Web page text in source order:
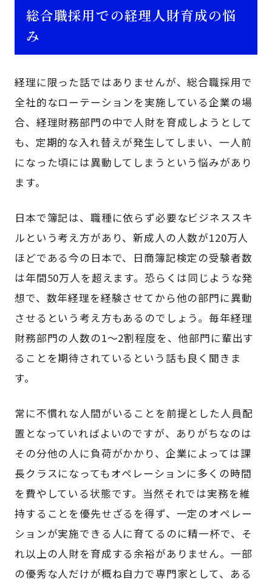
総合職採用での経理人財育成の悩
み
経理に限った話ではありませんが、総合職採用で
全社的なローテーションを実施している企業の場
合、経理財務部門の中で人財を育成しようとして
も、定期的な入れ替えが発生してしまい、一人前
になった頃には異動してしまうという悩みがあり
ます。
日本で簿記は、職種に依らず必要なビジネススキ
ルという考え方があり、新成人の人数が120万人
ほどである今の日本で、日商簿記検定の受験者数
は年間50万人を超えます。恐らくは同じような発
想で、数年経理を経験させてから他の部門に異動
させるという考え方もあるのでしょう。毎年経理
財務部門の人数の1～2割程度を、他部門に輩出す
ることを期待されているという話も良く聞きま
す。
常に不慣れな人間がいることを前提とした人員配
置となっていればよいのですが、ありがちなのは
その分他の人に負荷がかかり、企業によっては課
長クラスになってもオペレーションに多くの時間
を費やしている状態です。当然それでは実務を維
持することを優先せざるを得ず、一定のオペレー
ションが実施できる人に育てるのに精一杯で、そ
れ以上の人財を育成する余裕がありません。一部
の優秀な人だけが概ね自力で専門家として、ある